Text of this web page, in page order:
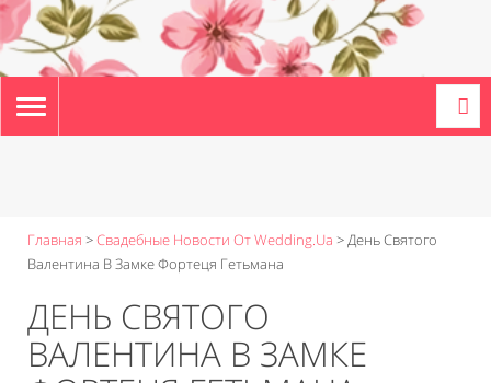
TOGGLE
NAVIGATION
Главная >Свадебные Новости От Wedding.ua >День Святого
Валентина В Замке Фортеця Гетьмана
ДЕНЬ СВЯТОГО
ВАЛЕНТИНА В ЗАМКЕ